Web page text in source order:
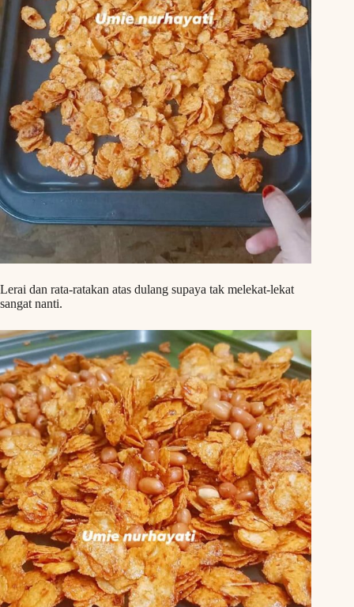
Lerai dan rata-ratakan atas dulang supaya tak melekat-lekat
sangat nanti.